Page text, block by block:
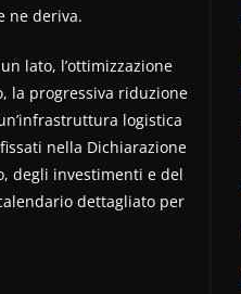
ne deriva.
lato, l’ottimizzazione
la progressiva riduzione
logistica
nella Dichiarazione
degli investimenti e del
dettagliato per